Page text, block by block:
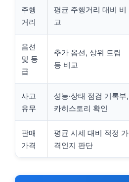
주행
거리
평균 주행거리 대비 비
교
옵션
및 등
급
추가 옵션, 상위 트림
등 비교
사고
유무
성능·상태 점검 기록부,
카히스토리 확인
판매
가격
평균 시세 대비 적정 가
격인지 판단